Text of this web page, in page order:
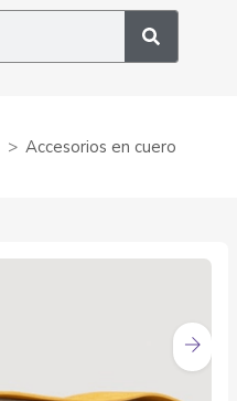
Accesorios en cuero